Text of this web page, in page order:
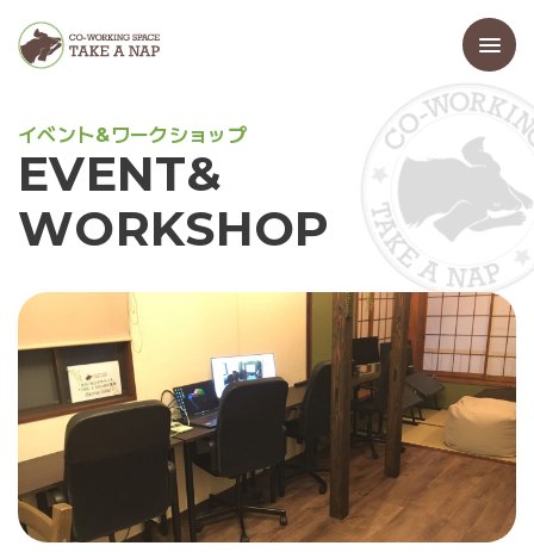
イベン ト&ワークシ ョ ッ プ
EVENT&
WORKSHOP